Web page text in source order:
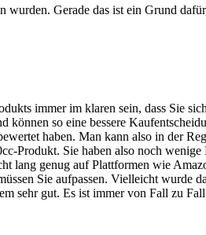
Gerade das ist ein Grund
immer im klaren sein, dass Sie
so eine bessere
haben. Man kann also in der
Produkt. Sie haben also noch
lang genug auf Plattformen wie
Sie aufpassen. Vielleicht wurde
sehr gut. Es ist immer von Fall zu